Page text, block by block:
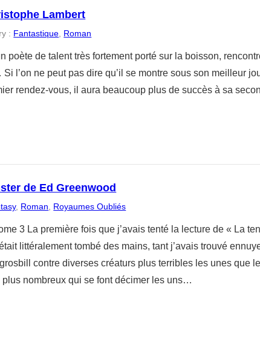
Lambert
: Fantastique Roman
poète de talent très fortement porté sur la boisson,
l’on ne peut pas dire qu’il se montre sous son meilleur
rendez-vous, il aura beaucoup plus de succès à sa
de Ed Greenwood
, Roman, Royaumes Oubliés
3 La première fois que j’avais tenté la lecture de « La
littéralement tombé des mains, tant j’avais trouvé
contre diverses créaturs plus terribles les unes que
nombreux qui se font décimer les uns…